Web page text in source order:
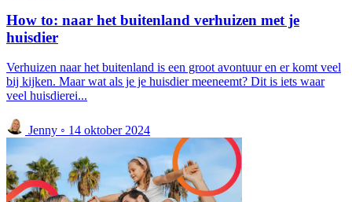
How to: naar het buitenland verhuizen met je
huisdier
Verhuizen naar het buitenland is een groot avontuur en er komt veel
bij kijken. Maar wat als je je huisdier meeneemt? Dit is iets waar
veel huisdierei...
Jenny ◦ 14 oktober 2024